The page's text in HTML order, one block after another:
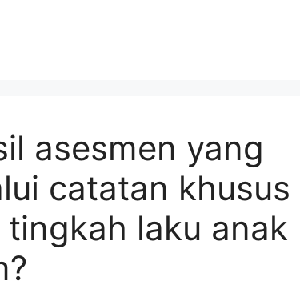
asesmen yang
catatan khusus
laku anak